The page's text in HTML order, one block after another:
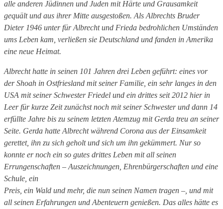
alle anderen Jüdinnen und Juden mit Härte und Grausamkeit
gequält und aus ihrer Mitte ausgestoßen. Als Albrechts Bruder
Dieter 1946 unter für Albrecht und Frieda bedrohlichen Umständen
ums Leben kam, verließen sie Deutschland und fanden in Amerika
eine neue Heimat.
Albrecht hatte in seinen 101 Jahren drei Leben geführt: eines vor
der Shoah in Ostfriesland mit seiner Familie, ein sehr langes in den
USA mit seiner Schwester Friedel und ein drittes seit 2012 hier in
Leer für kurze Zeit zunächst noch mit seiner Schwester und dann 14
erfüllte Jahre bis zu seinem letzten Atemzug mit Gerda treu an seiner
Seite. Gerda hatte Albrecht während Corona aus der Einsamkeit
gerettet, ihn zu sich geholt und sich um ihn gekümmert. Nur so
konnte er noch ein so gutes drittes Leben mit all seinen
Errungenschaften – Auszeichnungen, Ehrenbürgerschaften und eine
Schule, ein
Preis, ein Wald und mehr, die nun seinen Namen tragen –, und mit
all seinen Erfahrungen und Abenteuern genießen. Das alles hätte es